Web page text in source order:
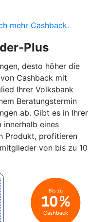
mehr Cashback.
Plus
desto höher die
Cashback mit
Ihrer Volksbank
Beratungstermin
ab. Gibt es in Ihrer
innerhalb eines
Produkt, profitieren
von bis zu 10